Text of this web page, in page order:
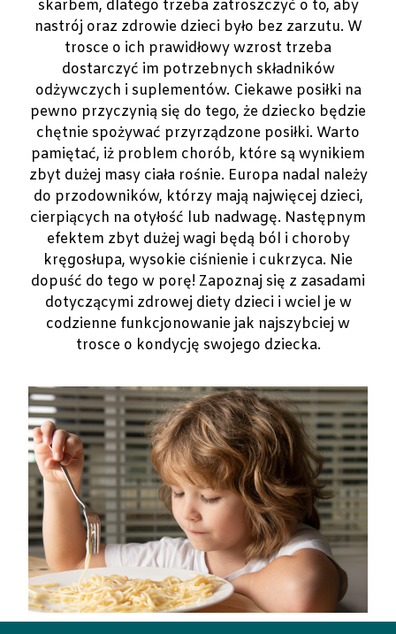
skarbem, dlatego trzeba zatroszczyć o to, aby
nastrój oraz zdrowie dzieci było bez zarzutu. W
trosce o ich prawidłowy wzrost trzeba
dostarczyć im potrzebnych składników
odżywczych i suplementów. Ciekawe posiłki na
pewno przyczynią się do tego, że dziecko będzie
chętnie spożywać przyrządzone posiłki. Warto
pamiętać, iż problem chorób, które są wynikiem
zbyt dużej masy ciała rośnie. Europa nadal należy
do przodowników, którzy mają najwięcej dzieci,
cierpiących na otyłość lub nadwagę. Następnym
efektem zbyt dużej wagi będą ból i choroby
kręgosłupa, wysokie ciśnienie i cukrzyca. Nie
dopuść do tego w porę! Zapoznaj się z zasadami
dotyczącymi zdrowej diety dzieci i wciel je w
codzienne funkcjonowanie jak najszybciej w
trosce o kondycję swojego dziecka.